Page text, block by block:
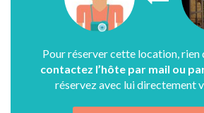
Pour réserver cette location, rien
contactez l’hôte par mail ou
réservez avec lui directement